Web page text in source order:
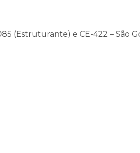
(Estruturante) e CE-422 – São